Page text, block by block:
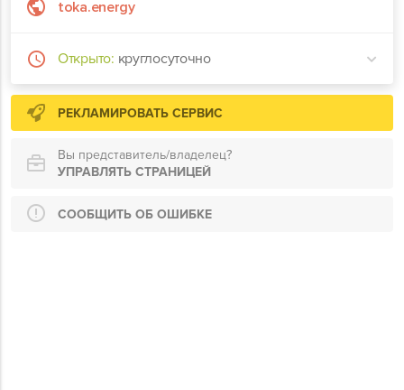
toka.energy
Открыто: круглосуточно
РЕКЛАМИРОВАТЬ СЕРВИС
Вы представитель/владелец?
УПРАВЛЯТЬ СТРАНИЦЕЙ
СООБЩИТЬ ОБ ОШИБКЕ